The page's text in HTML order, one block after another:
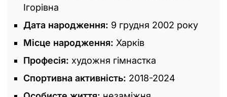
Ігорівна
Дата народження: 9 грудня 2002 року
Місце народження: Харків
Професія: художня гімнастка
Спортивна активність: 2018-2024